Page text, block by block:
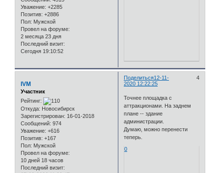
Уважение: +2285
Позитив: +2886
Пол: Мужской
Провел на форуме:
2 месяца 23 дня
Последний визит:
Сегодня 19:10:52
Поделиться 4
12-11-
2020 12:22:25
IVM
Участник
Рейтинг:
Откуда: Новосибирск
Зарегистрирован: 16-01-2018
Сообщений: 974
Уважение: +616
Позитив: +167
Пол: Мужской
Провел на форуме:
10 дней 18 часов
Последний визит:
Точнее площадка с
аттракционами. На заднем
плане -- здание
администрации.
Думаю, можно перенести
теперь.
0